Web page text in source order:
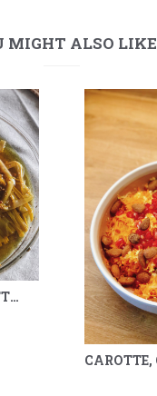
MIGHT ALSO LIKE
POIREAUX VINAIGRETTE, KUMQUAT, SARRASIN & MÉLILOT